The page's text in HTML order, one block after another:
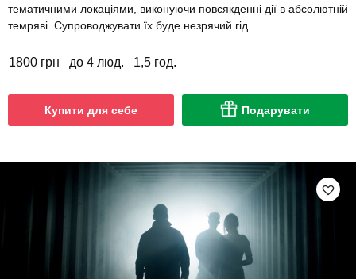
тематичними локаціями, виконуючи повсякденні дії в абсолютній
темряві. Супроводжувати їх буде незрячий гід.
1800 грн до 4 люд. 1,5 год.
Купити для себе Подарувати